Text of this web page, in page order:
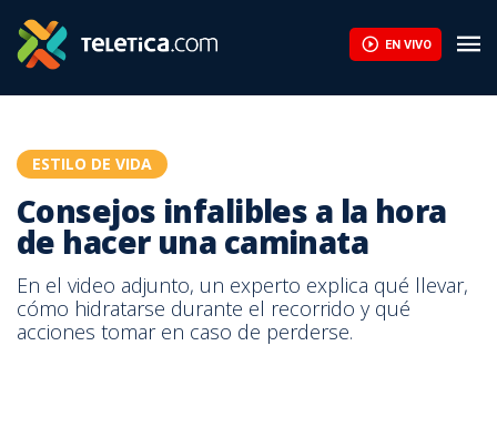
EN VIVO
ESTILO DE VIDA
Consejos infalibles a la hora
de hacer una caminata
En el video adjunto, un experto explica qué llevar,
cómo hidratarse durante el recorrido y qué
acciones tomar en caso de perderse.